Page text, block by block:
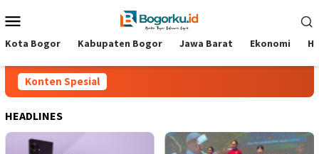
ke
Mobile
Kota Bogor Kabupaten Bogor Jawa Barat Ekonomi
Konten Spesial
HEADLINES